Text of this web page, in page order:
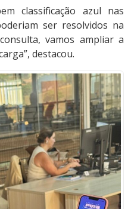
classificação azul nas
ser resolvidos na
vamos ampliar a
destacou.